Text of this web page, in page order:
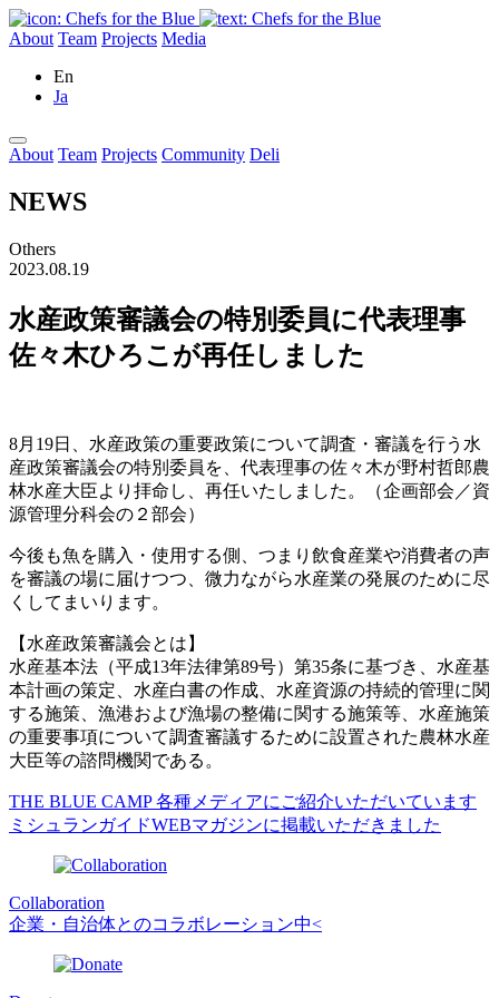
About Team Projects Media
En
Ja
About Team Projects Community Deli
NEWS
Others
2023.08.19
水産政策審議会の特別委員に代表理事
佐々木ひろこが再任しました
8月19日、水産政策の重要政策について調査・審議を行う水
産政策審議会の特別委員を、代表理事の佐々木が野村哲郎農
林水産大臣より拝命し、再任いたしました。（企画部会／資
源管理分科会の２部会）
今後も魚を購入・使用する側、つまり飲食産業や消費者の声
を審議の場に届けつつ、微力ながら水産業の発展のために尽
くしてまいります。
【水産政策審議会とは】
水産基本法（平成13年法律第89号）第35条に基づき、水産基
本計画の策定、水産白書の作成、水産資源の持続的管理に関
する施策、漁港および漁場の整備に関する施策等、水産施策
の重要事項について調査審議するために設置された農林水産
大臣等の諮問機関である。
THE BLUE CAMP 各種メディアにご紹介いただいています
ミシュランガイドWEBマガジンに掲載いただきました
Collaboration
企業・自治体とのコラボレーション中<